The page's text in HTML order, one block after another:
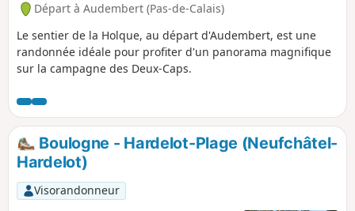
Départ à Audembert (Pas-de-Calais)
Le sentier de la Holque, au départ d'Audembert, est une
randonnée idéale pour profiter d'un panorama magnifique
sur la campagne des Deux-Caps.
Boulogne - Hardelot-Plage (Neufchâtel-
Hardelot)
Visorandonneur